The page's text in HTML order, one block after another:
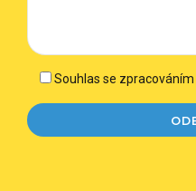
Souhlas se zpracováním